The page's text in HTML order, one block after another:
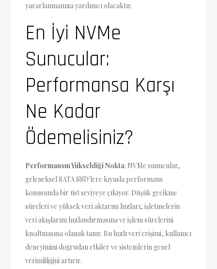
yararlanmanıza yardımcı olacaktır.
En İyi NVMe
Sunucular:
Performansa Karşı
Ne Kadar
Ödemelisiniz?
Performansın Yükseldiği Nokta: NVMe sunucular,
geleneksel SATA SSD'lere kıyasla performans
konusunda bir üst seviyeye çıkıyor. Düşük gecikme
süreleri ve yüksek veri aktarım hızları, işletmelerin
veri akışlarını hızlandırmasına ve işlem sürelerini
kısaltmasına olanak tanır. Bu hızlı veri erişimi, kullanıcı
deneyimini doğrudan etkiler ve sistemlerin genel
verimliliğini artırır.